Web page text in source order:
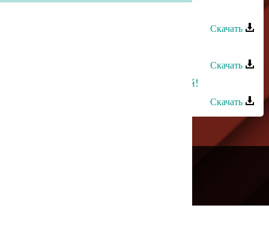
Скачать
Скачать
Зухра Меджидова - Пой Зухра, пой!
Скачать